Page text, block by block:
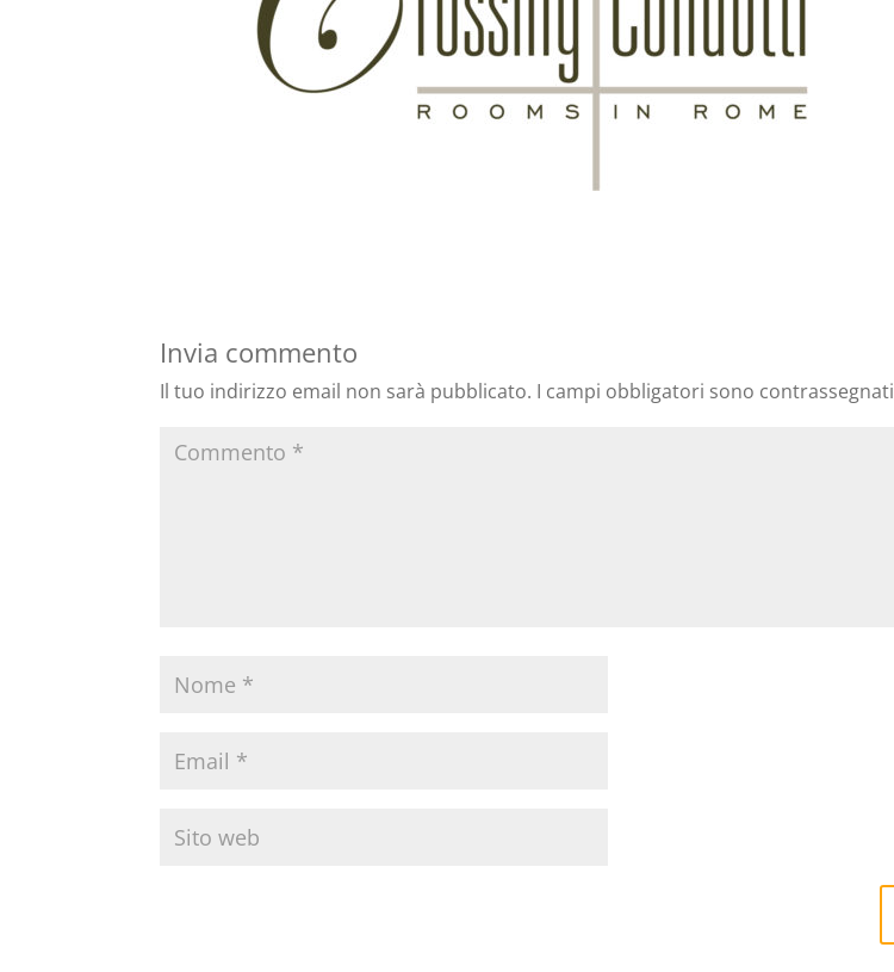
Invia commento
Il tuo indirizzo email non sarà pubblicato. I campi obbligatori sono contrassegnati